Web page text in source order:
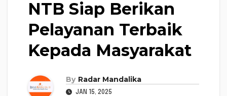
NTB Siap Berikan
Pelayanan Terbaik
Kepada Masyarakat
By Radar Mandalika
JAN 15, 2025